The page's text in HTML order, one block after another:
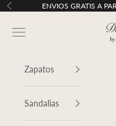
Ir al contenido
Anterior ENVIOS GRATIS A
Menú
Zapatos
Sandalias